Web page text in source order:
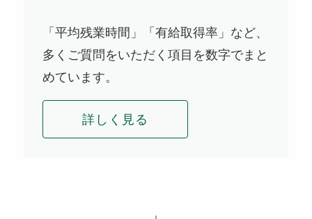
「平均残業時間」「有給取得率」など、
多くご質問をいただく項目を数字でまと
めています。
詳しく見る